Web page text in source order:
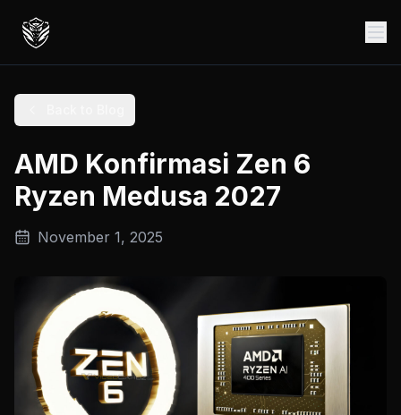
AMD Konfirmasi Zen 6
Ryzen Medusa 2027
November 1, 2025